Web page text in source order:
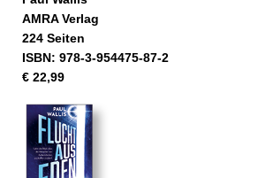
AMRA Verlag
224 Seiten
ISBN: 978-3-954475-87-2
€ 22,99